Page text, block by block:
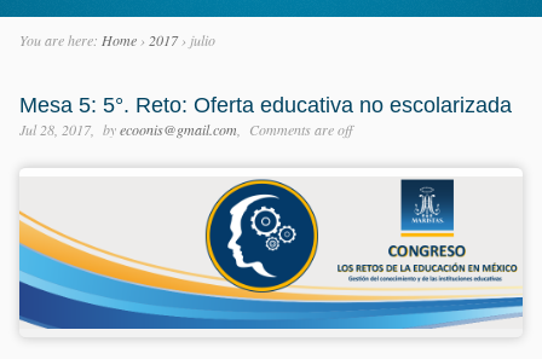
You are here: Home› 2017› julio
Mesa 5: 5°. Reto: Oferta educativa no escolarizada
Jul 28, 2017 byecoonis@gmail.com Comments are off